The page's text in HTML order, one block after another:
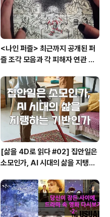
<나인 퍼즐> 최근까지 공개된 퍼
즐 조각 모음과 각 피해자 연관 관
[삶을 4D로 읽다 #02] 집안일은
소모인가, AI 시대의 삶을 지탱하